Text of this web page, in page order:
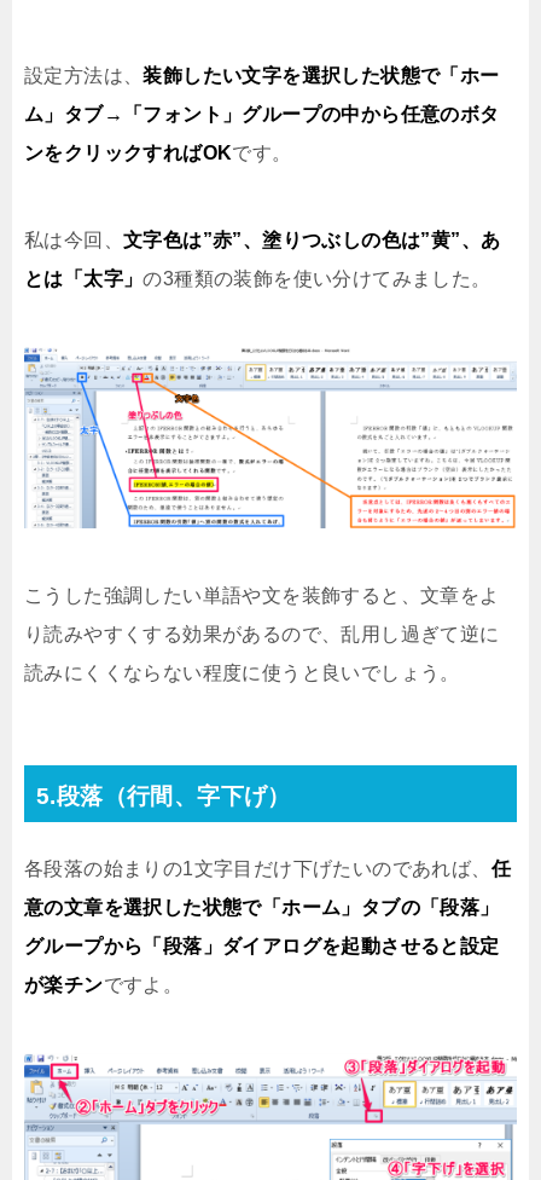
設定方法は、装飾したい文字を選択した状態で「ホー
ム」タブ→「フォント」グループの中から任意のボタ
ンをクリックすればOKです。
私は今回、 文字色は”赤”、塗りつぶしの色は”黄”、あ
とは「太字」の3種類の装飾を使い分けてみました。
こうした強調したい単語や文を装飾すると、文章をよ
り読みやすくする効果があるので、乱用し過ぎて逆に
読みにくくならない程度に使うと良いでしょう。
5.段落（行間、字下げ）
各段落の始まりの1文字目だけ下げたいのであれば、 任
意の文章を選択した状態で「ホーム」タブの「段落」
グループから「段落」ダイアログを起動させると設定
が楽チンですよ。